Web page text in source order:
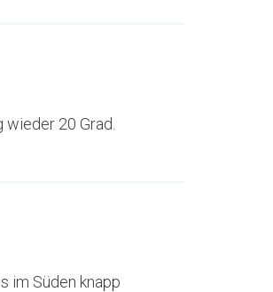
20 Grad.
im Süden knapp